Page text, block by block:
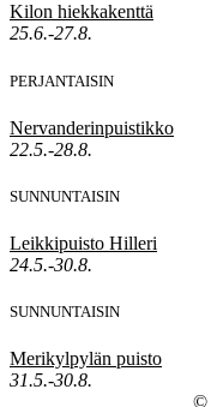
Kilon hiekkakenttä
25.6.-27.8.
PERJANTAISIN
Nervanderinpuistikko
22.5.-28.8.
SUNNUNTAISIN
Leikkipuisto Hilleri
24.5.-30.8.
SUNNUNTAISIN
Merikylpylän puisto
31.5.-30.8.
©